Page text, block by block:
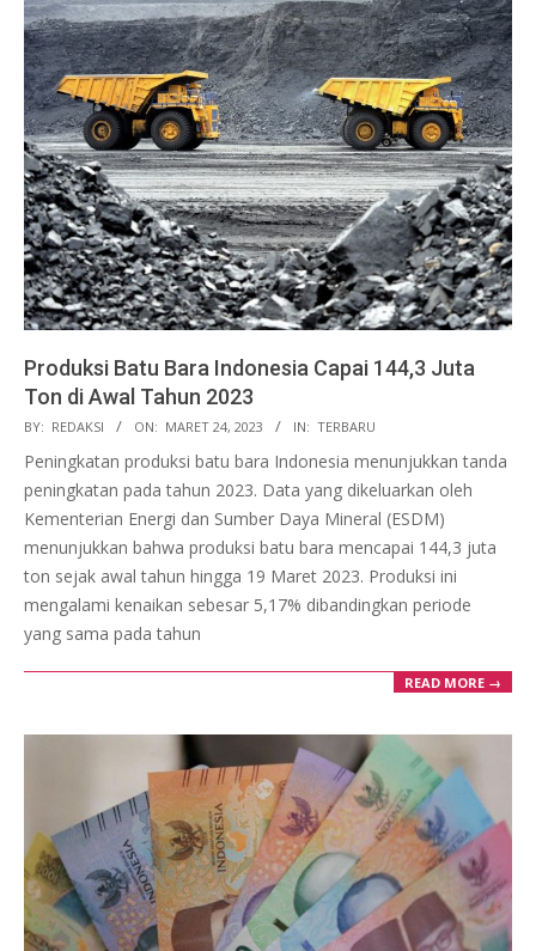
Produksi Batu Bara Indonesia Capai 144,3 Juta
Ton di Awal Tahun 2023
2023-
03-
BY: REDAKSI ON: MARET 24, 2023 IN: TERBARU
Peningkatan produksi batu bara Indonesia menunjukkan tanda
peningkatan pada tahun 2023. Data yang dikeluarkan oleh
Kementerian Energi dan Sumber Daya Mineral (ESDM)
menunjukkan bahwa produksi batu bara mencapai 144,3 juta
ton sejak awal tahun hingga 19 Maret 2023. Produksi ini
mengalami kenaikan sebesar 5,17% dibandingkan periode
yang sama pada tahun
READ MORE →